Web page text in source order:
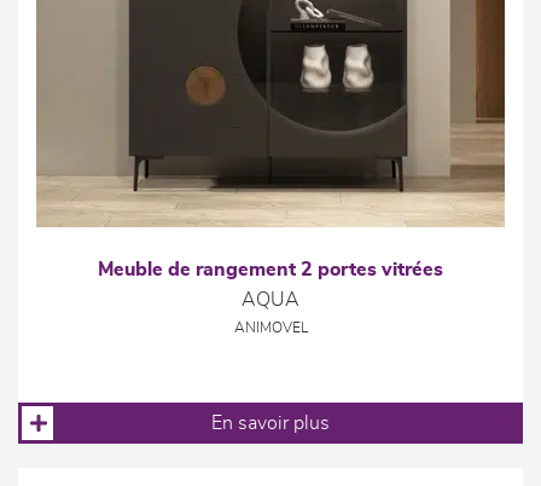
Meuble de rangement 2 portes vitrées
AQUA
ANIMOVEL
En savoir plus